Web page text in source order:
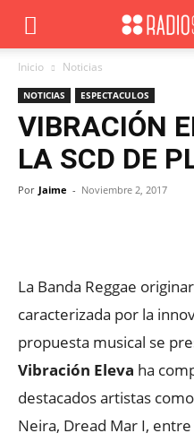
Inicio Noticias
NOTICIAS ESPECTACULOS
VIBRACIÓN
LA SCD DE
Por Jaime - Noviembre 2, 2017
La Banda Reggae
caracterizada por la
propuesta musical se
Vibración Eleva ha
destacados artistas
Neira, Dread Mar I,